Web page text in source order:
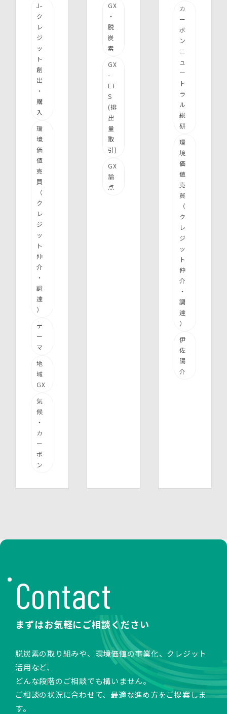
J-
ク
レ
ジ
ッ
ト
創
出
・
購
入
環
境
価
値
売
買
（
ク
レ
ジ
ッ
ト
仲
介
・
調
達
）
テ
ー
マ
地
域
GX
気
候
・
カ
ー
ボ
ン
GX
・
脱
炭
素
GX
-
ET
S
(排
出
量
取
引)
GX
論
点
カ
ー
ボ
ン
ニ
ュ
ー
ト
ラ
ル
総
研
環
境
価
値
売
買
（
ク
レ
ジ
ッ
ト
仲
介
・
調
達
）
伊
佐
陽
介
Contact
まずはお気軽にご相談ください
脱炭素の取り組みや、環境価値の事業化、クレジット
活用など、
どんな段階のご相談でも構いません。
ご相談の状況に合わせて、最適な進め方をご提案しま
す。